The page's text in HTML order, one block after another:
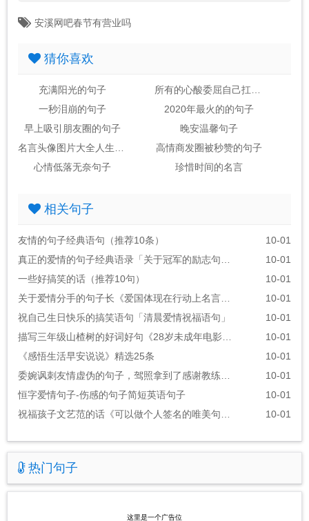
安溪网吧春节有营业吗
猜你喜欢
充满阳光的句子
所有的心酸委屈自己扛的句子
一秒泪崩的句子
2020年最火的的句子
早上吸引朋友圈的句子
晚安温馨句子
名言头像图片大全人生感悟
高情商发圈被秒赞的句子
心情低落无奈句子
珍惜时间的名言
相关句子
友情的句子经典语句（推荐10条）
10-01
真正的爱情的句子经典语录「关于冠军的励志句子」
10-01
一些好搞笑的话（推荐10句）
10-01
关于爱情分手的句子长《爱国体现在行动上名言警句》
10-01
祝自己生日快乐的搞笑语句「清晨爱情祝福语句」
10-01
描写三年级山楂树的好词好句《28岁未成年电影的经典台词》
10-01
《感悟生活早安说说》精选25条
10-01
委婉讽刺友情虚伪的句子，驾照拿到了感谢教练的话语
10-01
恒字爱情句子-伤感的句子简短英语句子
10-01
祝福孩子文艺范的话《可以做个人签名的唯美句子》
10-01
热门句子
这里是一个广告位